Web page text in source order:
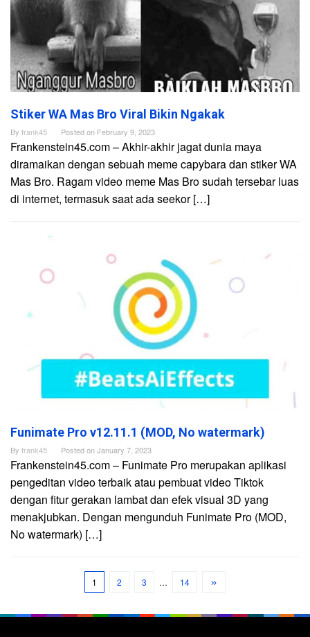
Stiker WA Mas Bro Viral Bikin Ngakak
By frank45 Posted on February 9, 2023
Frankenstein45.com – Akhir-akhir jagat dunia maya
diramaikan dengan sebuah meme capybara dan stiker WA
Mas Bro. Ragam video meme Mas Bro sudah tersebar luas
di internet, termasuk saat ada seekor […]
Funimate Pro v12.11.1 (MOD, No watermark)
By frank45 Posted onJanuary 7, 2023
Frankenstein45.com – Funimate Pro merupakan aplikasi
pengeditan video terbaik atau pembuat video Tiktok
dengan fitur gerakan lambat dan efek visual 3D yang
menakjubkan. Dengan mengunduh Funimate Pro (MOD,
No watermark) […]
1 2 3 … 14